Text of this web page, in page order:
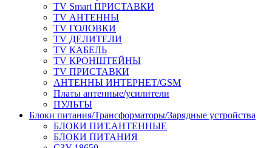
TV Smart ПРИСТАВКИ
TV АНТЕННЫ
TV ГОЛОВКИ
TV ДЕЛИТЕЛИ
TV КАБЕЛЬ
TV КРОНШТЕЙНЫ
TV ПРИСТАВКИ
АНТЕННЫ ИНТЕРНЕТ/GSM
Платы антенные/усилители
ПУЛЬТЫ
Блоки питания/Трансформаторы/Зарядные устройства
БЛОКИ ПИТ.АНТЕННЫЕ
БЛОКИ ПИТАНИЯ